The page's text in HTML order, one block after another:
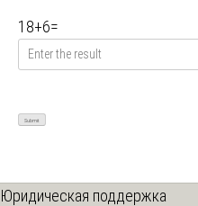
18+6=
Юридическая поддержка